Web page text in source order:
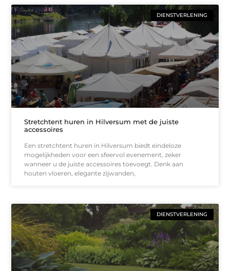
DIENSTVERLENING
Stretchtent huren in Hilversum met de juiste
accessoires
Een stretchtent huren in Hilversum biedt eindeloze
mogelijkheden voor een sfeervol evenement, zeker
wanneer u de juiste accessoires toevoegt. Denk aan
houten vloeren, elegante zijwanden,
DIENSTVERLENING